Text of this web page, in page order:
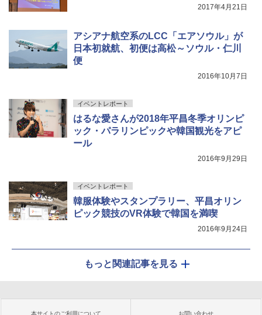
2017年4月21日
アシアナ航空系のLCC「エアソウル」が
日本初就航、初便は高松～ソウル・仁川
便
2016年10月7日
イベントレポート
はるな愛さんが2018年平昌冬季オリンピ
ック・パラリンピックや韓国観光をアピ
ール
2016年9月29日
イベントレポート
韓服体験やスタンプラリー、平昌オリン
ピック競技のVR体験で韓国を満喫
2016年9月24日
もっと関連記事を見る
本サイトのご利用について お問い合わせ